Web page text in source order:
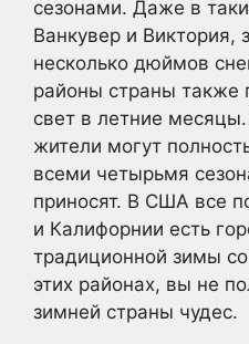
сезонами. Даже в
Ванкувер и Виктория,
несколько дюймов
районы страны также
свет в летние месяцы.
жители могут
всеми четырьмя
приносят. В США все
и Калифорнии есть
традиционной зимы
этих районах, вы не
зимней страны чудес.